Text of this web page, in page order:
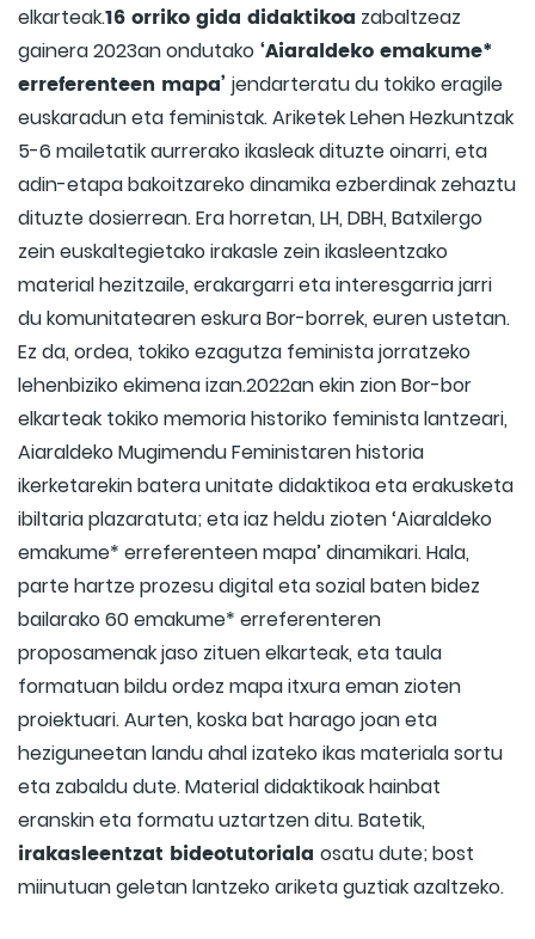
elkarteak.16 orriko gida didaktikoa zabaltzeaz
gainera 2023an ondutako ‘Aiaraldeko emakume*
erreferenteen mapa’jendarteratu du tokiko eragile
euskaradun eta feministak. Ariketek Lehen Hezkuntzak
5-6 mailetatik aurrerako ikasleak dituzte oinarri, eta
adin-etapa bakoitzareko dinamika ezberdinak zehaztu
dituzte dosierrean. Era horretan, LH, DBH, Batxilergo
zein euskaltegietako irakasle zein ikasleentzako
material hezitzaile, erakargarri eta interesgarria jarri
du komunitatearen eskura Bor-borrek, euren ustetan.
Ez da, ordea, tokiko ezagutza feminista jorratzeko
lehenbiziko ekimena izan.2022an ekin zion Bor-bor
elkarteak tokiko memoria historiko feminista lantzeari,
Aiaraldeko Mugimendu Feministaren historia
ikerketarekin batera unitate didaktikoa eta erakusketa
ibiltaria plazaratuta; eta iaz heldu zioten ‘Aiaraldeko
emakume* erreferenteen mapa’ dinamikari. Hala,
parte hartze prozesu digital eta sozial baten bidez
bailarako 60 emakume* erreferenteren
proposamenak jaso zituen elkarteak, eta taula
formatuan bildu ordez mapa itxura eman zioten
proiektuari. Aurten, koska bat harago joan eta
heziguneetan landu ahal izateko ikas materiala sortu
eta zabaldu dute. Material didaktikoak hainbat
eranskin eta formatu uztartzen ditu. Batetik,
irakasleentzat bideotutoriala osatu dute; bost
miinutuan geletan lantzeko ariketa guztiak azaltzeko.